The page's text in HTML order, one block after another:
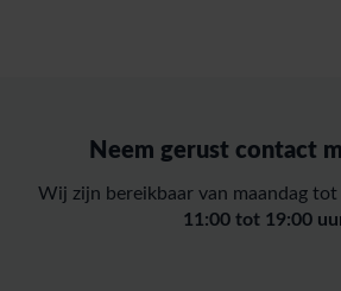
Neem gerust contact
Wij zijn bereikbaar van maandag
11:00 tot 19:00